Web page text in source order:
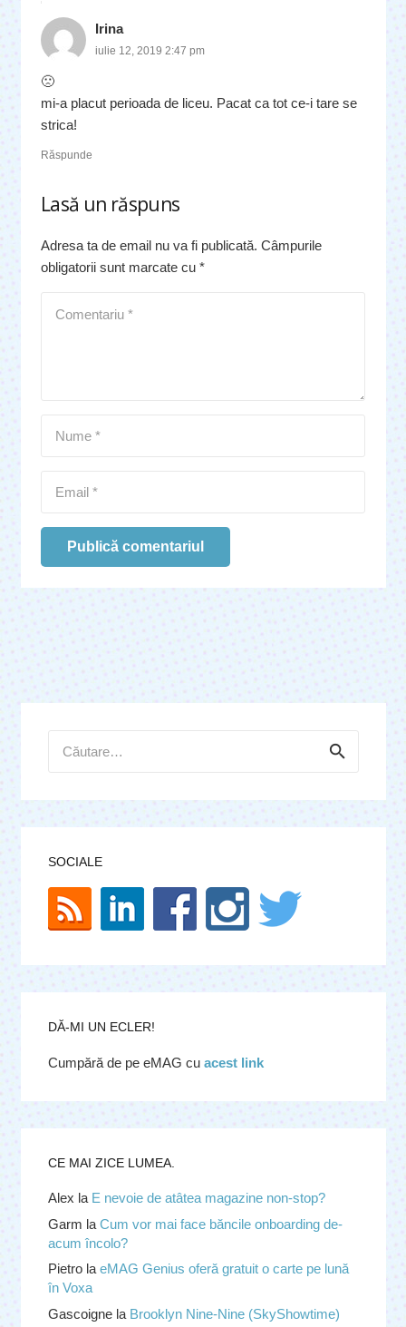
Irina
iulie 12, 2019 2:47 pm
🙁
mi-a placut perioada de liceu. Pacat ca tot ce-i tare se
strica!
Răspunde
Lasă un răspuns
Adresa ta de email nu va fi publicată. Câmpurile
obligatorii sunt marcate cu *
Publică comentariul
după:
SOCIALE
DĂ-MI UN ECLER!
Cumpără de pe eMAG cu acest link
CE MAI ZICE LUMEA.
Alex la E nevoie de atâtea magazine non-stop?
Garm la Cum vor mai face băncile onboarding de-
acum încolo?
Pietrola eMAG Genius oferă gratuit o carte pe lună
în Voxa
Gascoignela Brooklyn Nine-Nine (SkyShowtime)